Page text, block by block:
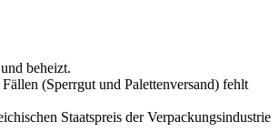
beheizt.
(Sperrgut und Palettenversand) fehlt
Staatspreis der Verpackungsindustrie